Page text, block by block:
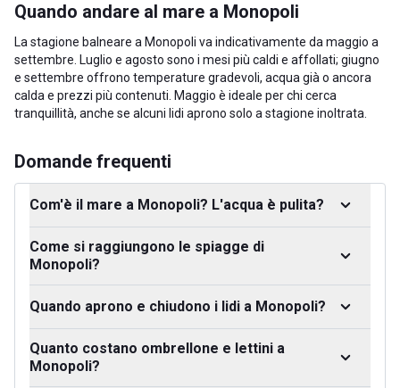
Quando andare al mare a Monopoli
La stagione balneare a Monopoli va indicativamente da maggio a
settembre. Luglio e agosto sono i mesi più caldi e affollati; giugno
e settembre offrono temperature gradevoli, acqua già o ancora
calda e prezzi più contenuti. Maggio è ideale per chi cerca
tranquillità, anche se alcuni lidi aprono solo a stagione inoltrata.
Domande frequenti
Com'è il mare a Monopoli? L'acqua è pulita?
Come si raggiungono le spiagge di
Monopoli?
Quando aprono e chiudono i lidi a Monopoli?
Quanto costano ombrellone e lettini a
Monopoli?